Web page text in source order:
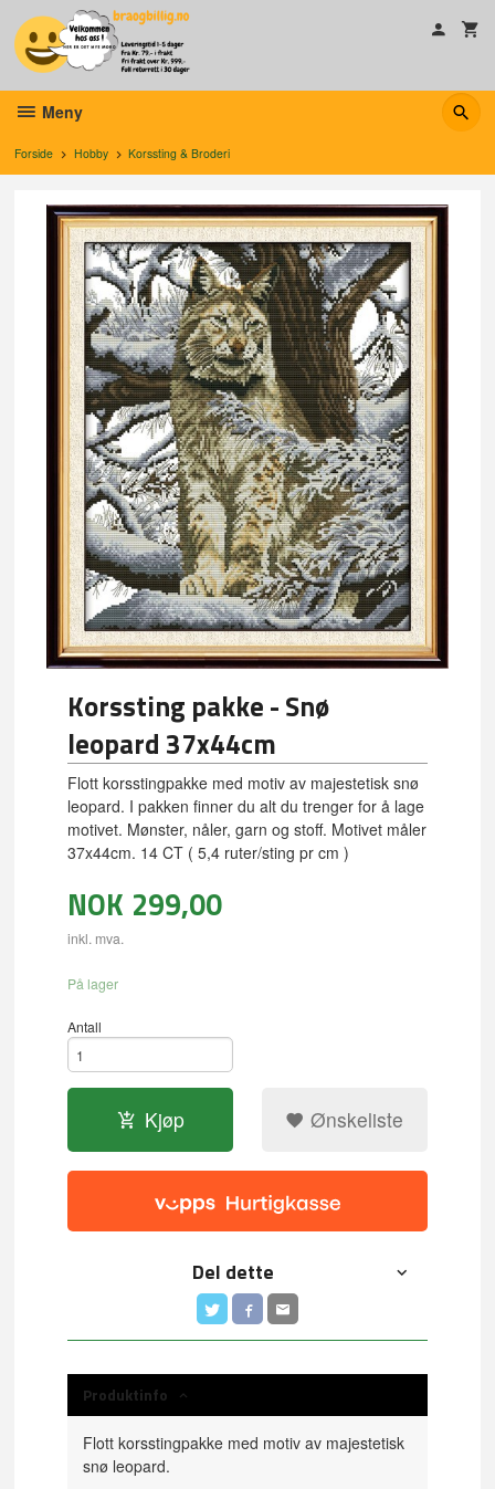
innholdet
Meny
Forside Hobby Korssting & Broderi
Korssting pakke - Snø
leopard 37x44cm
Flott korsstingpakke med motiv av majestetisk snø
leopard. I pakken finner du alt du trenger for å lage
motivet. Mønster, nåler, garn og stoff. Motivet måler
37x44cm. 14 CT ( 5,4 ruter/sting pr cm )
NOK 299,00
inkl. mva.
På lager
Antall
Kjøp Ønskeliste
Del dette
Produktinfo
Flott korsstingpakke med motiv av majestetisk
snø leopard.